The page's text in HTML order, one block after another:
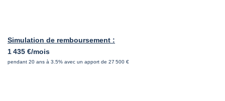
Simulation de remboursement :
1 435 €/mois
pendant 20 ans à 3.5% avec un apport de 27 500 €